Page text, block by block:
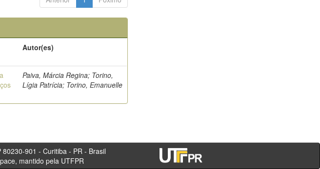
Autor(es)
Paiva, Márcia Regina; Torino,
Lígia Patrícia; Torino, Emanuelle
80230-901 - Curitiba - PR - Brasil
mantido pela UTFPR